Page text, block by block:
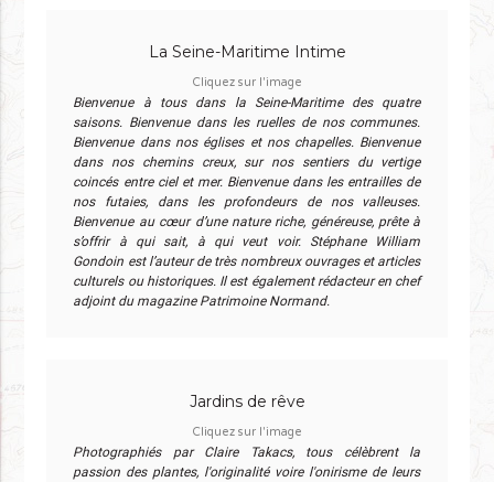
La Seine-Maritime Intime
Cliquez sur l'image
Bienvenue à tous dans la Seine-Maritime des quatre
saisons. Bienvenue dans les ruelles de nos communes.
Bienvenue dans nos églises et nos chapelles. Bienvenue
dans nos chemins creux, sur nos sentiers du vertige
coincés entre ciel et mer. Bienvenue dans les entrailles de
nos futaies, dans les profondeurs de nos valleuses.
Bienvenue au cœur d’une nature riche, généreuse, prête à
s’offrir à qui sait, à qui veut voir. Stéphane William
Gondoin est l’auteur de très nombreux ouvrages et articles
culturels ou historiques. Il est également rédacteur en chef
adjoint du magazine Patrimoine Normand.
Jardins de rêve
Cliquez sur l'image
Photographiés par Claire Takacs, tous célèbrent la
passion des plantes, l'originalité voire l'onirisme de leurs